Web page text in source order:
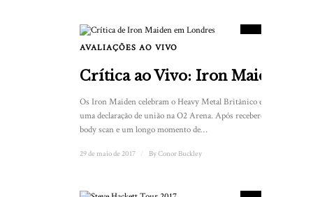
AVALIAÇÕES AO VIVO
Crítica ao Vivo: Iron Maiden
Os Iron Maiden celebram o Heavy Metal Britânico e fazem
uma declaração de união na O2 Arena. Após receberem um
body scan e um longo momento de…
29 de maio de 2017 ByConor Buckley
PLACAR